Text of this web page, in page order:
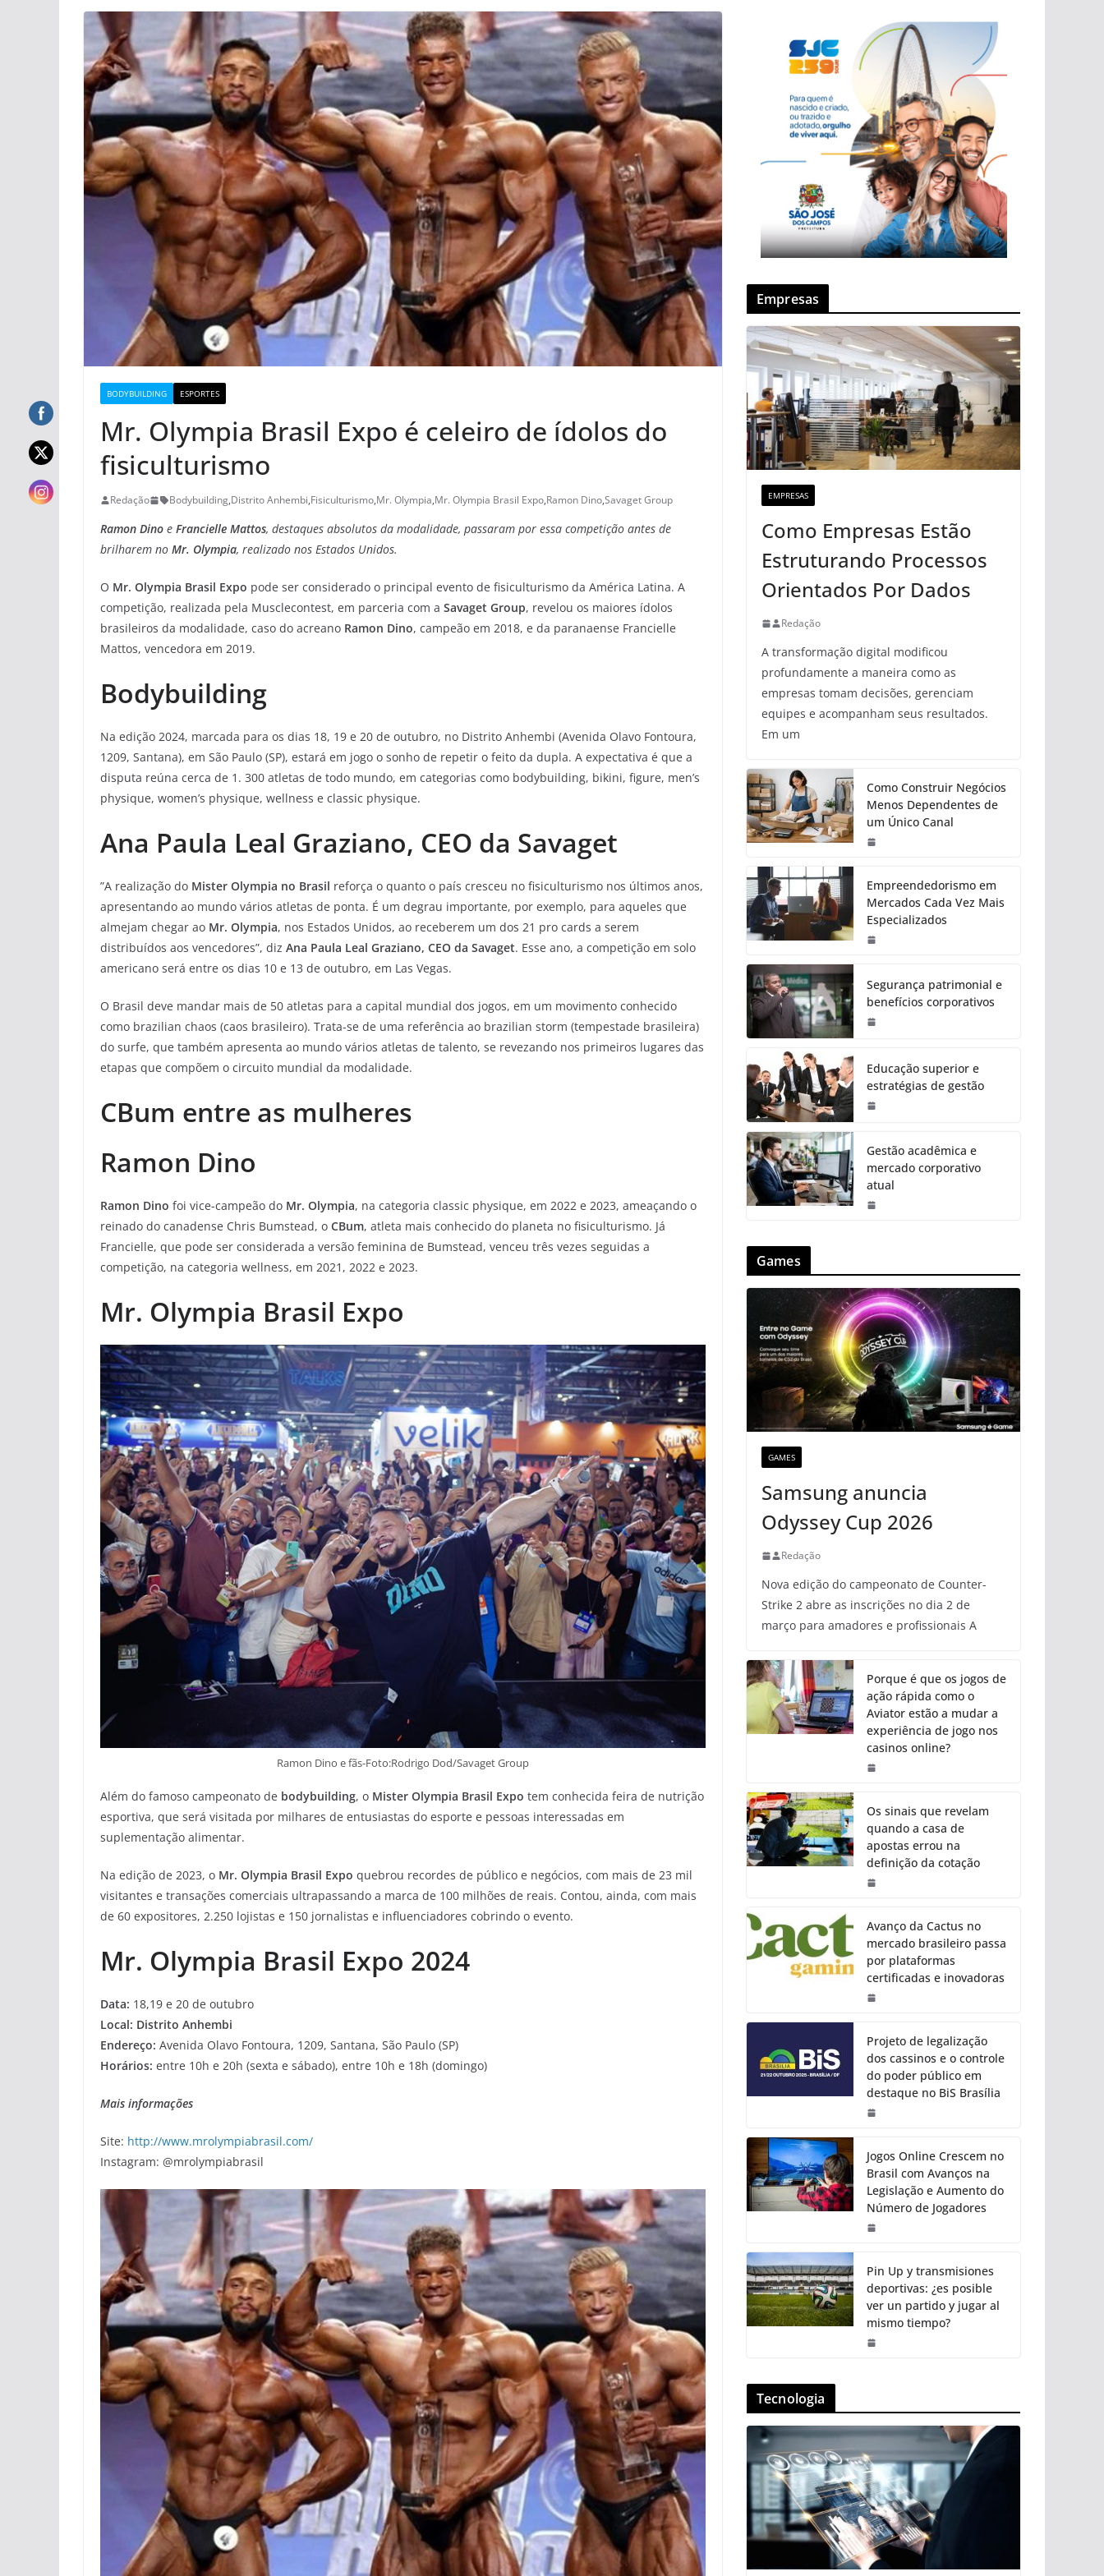
BODYBUILDING ESPORTES
Mr. Olympia Brasil Expo é celeiro de ídolos do
fisiculturismo
Redação Bodybuilding,Distrito Anhembi,Fisiculturismo,Mr. Olympia,Mr. Olympia Brasil Expo,Ramon Dino,Savaget Group
Ramon Dino e Francielle Mattos, destaques absolutos da modalidade, passaram por essa competição antes de
brilharem no Mr. Olympia, realizado nos Estados Unidos.
O Mr. Olympia Brasil Expo pode ser considerado o principal evento de fisiculturismo da América Latina. A
competição, realizada pela Musclecontest, em parceria com a Savaget Group, revelou os maiores ídolos
brasileiros da modalidade, caso do acreano Ramon Dino, campeão em 2018, e da paranaense Francielle
Mattos, vencedora em 2019.
Bodybuilding
Na edição 2024, marcada para os dias 18, 19 e 20 de outubro, no Distrito Anhembi (Avenida Olavo Fontoura,
1209, Santana), em São Paulo (SP), estará em jogo o sonho de repetir o feito da dupla. A expectativa é que a
disputa reúna cerca de 1. 300 atletas de todo mundo, em categorias como bodybuilding, bikini, figure, men’s
physique, women’s physique, wellness e classic physique.
Ana Paula Leal Graziano, CEO da Savaget
”A realização do Mister Olympia no Brasil reforça o quanto o país cresceu no fisiculturismo nos últimos anos,
apresentando ao mundo vários atletas de ponta. É um degrau importante, por exemplo, para aqueles que
almejam chegar ao Mr. Olympia, nos Estados Unidos, ao receberem um dos 21 pro cards a serem
distribuídos aos vencedores”, diz Ana Paula Leal Graziano, CEO da Savaget. Esse ano, a competição em solo
americano será entre os dias 10 e 13 de outubro, em Las Vegas.
O Brasil deve mandar mais de 50 atletas para a capital mundial dos jogos, em um movimento conhecido
como brazilian chaos (caos brasileiro). Trata-se de uma referência ao brazilian storm (tempestade brasileira)
do surfe, que também apresenta ao mundo vários atletas de talento, se revezando nos primeiros lugares das
etapas que compõem o circuito mundial da modalidade.
CBum entre as mulheres
Ramon Dino
Ramon Dino foi vice-campeão do Mr. Olympia, na categoria classic physique, em 2022 e 2023, ameaçando o
reinado do canadense Chris Bumstead, o CBum, atleta mais conhecido do planeta no fisiculturismo. Já
Francielle, que pode ser considerada a versão feminina de Bumstead, venceu três vezes seguidas a
competição, na categoria wellness, em 2021, 2022 e 2023.
Mr. Olympia Brasil Expo
Ramon Dino e fãs-Foto:Rodrigo Dod/Savaget Group
Além do famoso campeonato de bodybuilding, o Mister Olympia Brasil Expo tem conhecida feira de nutrição
esportiva, que será visitada por milhares de entusiastas do esporte e pessoas interessadas em
suplementação alimentar.
Na edição de 2023, o Mr. Olympia Brasil Expo quebrou recordes de público e negócios, com mais de 23 mil
visitantes e transações comerciais ultrapassando a marca de 100 milhões de reais. Contou, ainda, com mais
de 60 expositores, 2.250 lojistas e 150 jornalistas e influenciadores cobrindo o evento.
Mr. Olympia Brasil Expo 2024
Data: 18,19 e 20 de outubro
Local: Distrito Anhembi
Endereço: Avenida Olavo Fontoura, 1209, Santana, São Paulo (SP)
Horários: entre 10h e 20h (sexta e sábado), entre 10h e 18h (domingo)
Mais informações
Site: http://www.mrolympiabrasil.com/
Instagram: @mrolympiabrasil
Empresas
EMPRESAS
Como Empresas Estão
Estruturando Processos
Orientados Por Dados
Redação
A transformação digital modificou
profundamente a maneira como as
empresas tomam decisões, gerenciam
equipes e acompanham seus resultados.
Em um
Como Construir Negócios
Menos Dependentes de
um Único Canal
Empreendedorismo em
Mercados Cada Vez Mais
Especializados
Segurança patrimonial e
benefícios corporativos
Educação superior e
estratégias de gestão
Gestão acadêmica e
mercado corporativo
atual
Games
GAMES
Samsung anuncia
Odyssey Cup 2026
Redação
Nova edição do campeonato de Counter-
Strike 2 abre as inscrições no dia 2 de
março para amadores e profissionais A
Porque é que os jogos de
ação rápida como o
Aviator estão a mudar a
experiência de jogo nos
casinos online?
Os sinais que revelam
quando a casa de
apostas errou na
definição da cotação
Avanço da Cactus no
mercado brasileiro passa
por plataformas
certificadas e inovadoras
Projeto de legalização
dos cassinos e o controle
do poder público em
destaque no BiS Brasília
Jogos Online Crescem no
Brasil com Avanços na
Legislação e Aumento do
Número de Jogadores
Pin Up y transmisiones
deportivas: ¿es posible
ver un partido y jugar al
mismo tiempo?
Tecnologia